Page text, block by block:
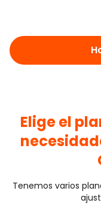
Elige el
Tenemos varios